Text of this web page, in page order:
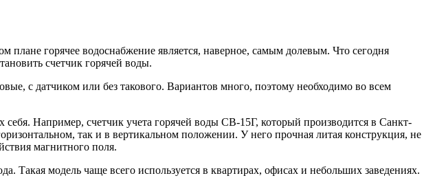
горячее водоснабжение является, наверное, самым долевым. Что сегодня
счетчик горячей воды.
с датчиком или без такового. Вариантов много, поэтому необходимо во всем
Например, счетчик учета горячей воды СВ-15Г, который производится в Санкт-
так и в вертикальном положении. У него прочная литая конструкция, не
магнитного поля.
Такая модель чаще всего используется в квартирах, офисах и небольших заведениях.